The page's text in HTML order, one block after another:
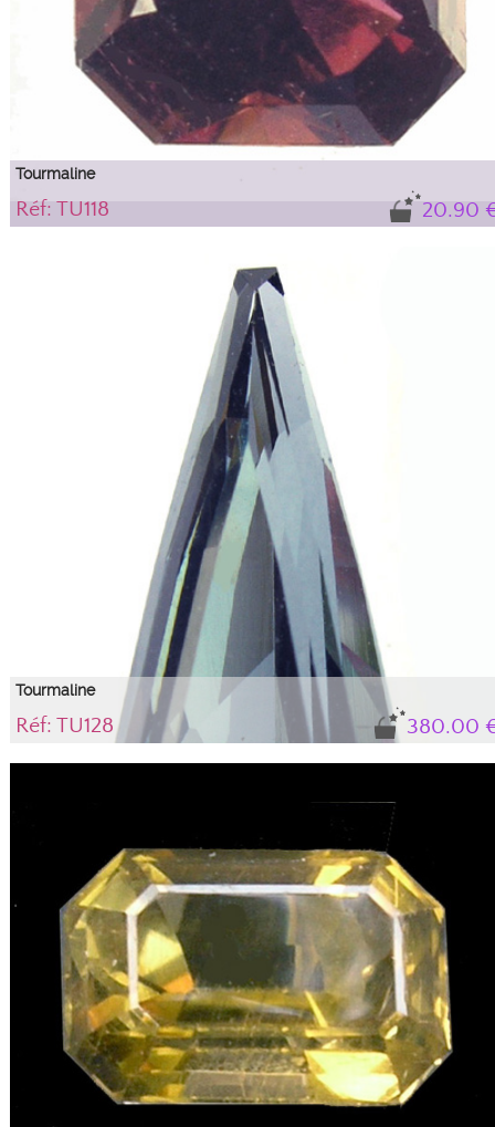
Tourmaline
20.90
Réf: TU118
Tourmaline
380.00
Réf: TU128